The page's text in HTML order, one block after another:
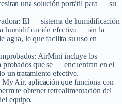
una solución portátil para su
: El sistema de humidificación
humidificación efectiva sin la
agua, lo que facilita su uso en
: AirMini incluye los
probados que se encuentran en el
un tratamiento efectivo.
My Air, aplicación que funciona con
obtener retroalimentación del
equipo.